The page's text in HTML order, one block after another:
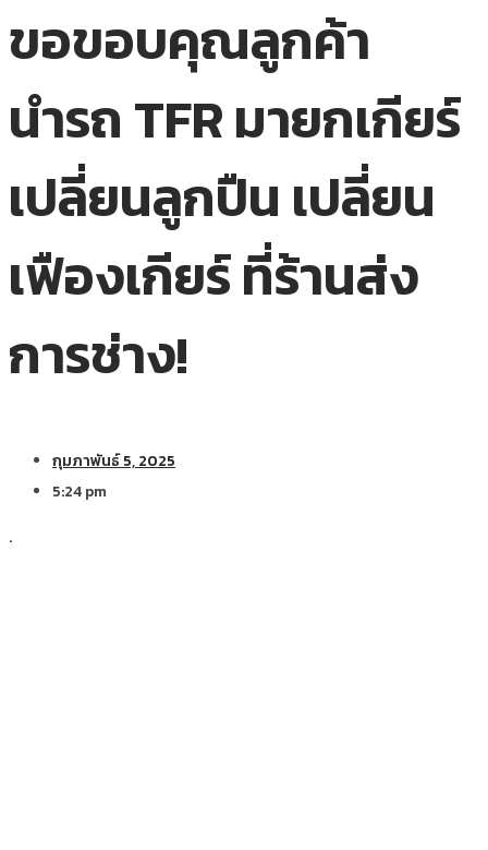
ขอขอบคุณลูกค้า
นำรถ TFR มายกเกียร์
เปลี่ยนลูกปืน เปลี่ยน
เฟืองเกียร์ ที่ร้านส่ง
การช่าง!
กุมภาพันธ์ 5, 2025
5:24 pm
.